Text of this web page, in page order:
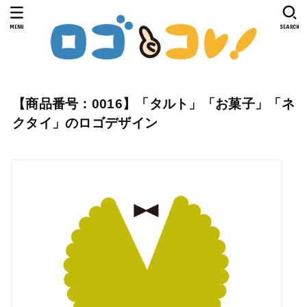
SEARCH
MENU
【商品番号：0016】「タルト」「お菓子」「ネ
クタイ」のロゴデザイン